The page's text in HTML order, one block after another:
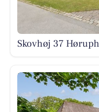
Skovhøj 37